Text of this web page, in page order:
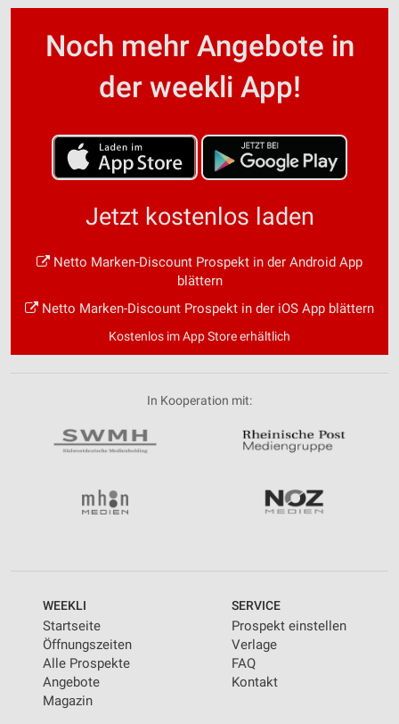
Noch mehr Angebote in
der weekli App!
Jetzt kostenlos laden
Netto Marken-Discount Prospekt in der Android App
blättern
Netto Marken-Discount Prospekt in der iOS App blättern
Kostenlos im App Store erhältlich
In Kooperation mit:
WEEKLI
Startseite
Öffnungszeiten
Alle Prospekte
Angebote
Magazin
SERVICE
Prospekt einstellen
Verlage
FAQ
Kontakt